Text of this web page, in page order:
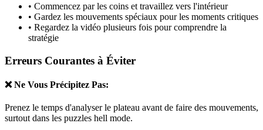
• Commencez par les coins et travaillez vers l'intérieur
• Gardez les mouvements spéciaux pour les moments critiques
• Regardez la vidéo plusieurs fois pour comprendre la
stratégie
Erreurs Courantes à Éviter
❌ Ne Vous Précipitez Pas:
Prenez le temps d'analyser le plateau avant de faire des mouvements,
surtout dans les puzzles hell mode.